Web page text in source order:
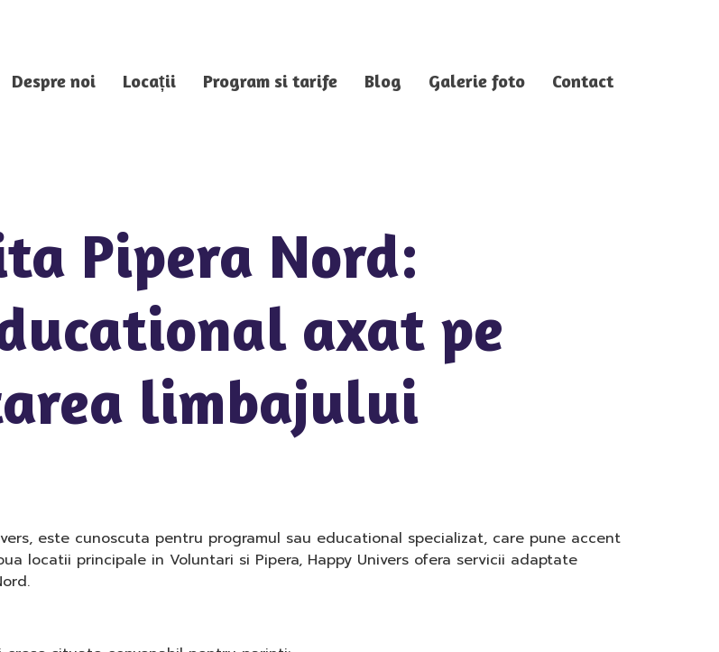
Despre noi Locații Program si tarife Blog Galerie foto Contact
Pipera Nord:
axat pe
limbajului
este cunoscuta pentru programul sau educational specializat, care pune accent
locatii principale in Voluntari si Pipera, Happy Univers ofera servicii adaptate